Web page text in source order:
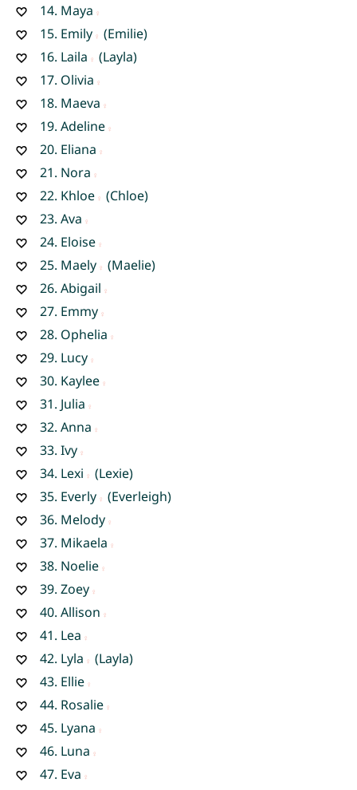
14. Maya
15. Emily
(Emilie)
16. Laila
(Layla)
17. Olivia
18. Maeva
19. Adeline
20. Eliana
21. Nora
22. Khloe
(Chloe)
23. Ava
24. Eloise
25. Maely
(Maelie)
26. Abigail
27. Emmy
28. Ophelia
29. Lucy
30. Kaylee
31. Julia
32. Anna
33. Ivy
34. Lexi
(Lexie)
35. Everly
(Everleigh)
36. Melody
37. Mikaela
38. Noelie
39. Zoey
40. Allison
41. Lea
42. Lyla
(Layla)
43. Ellie
44. Rosalie
45. Lyana
46. Luna
47. Eva